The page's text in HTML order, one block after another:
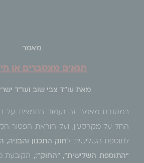
מאמר
תנאים מצטברים או
מאת עו"ד צבי שוב ועו"ד
במסגרת מאמר זה נעמוד בתמצית על
לתוספת השלישית לחוק התכנון והבניה,
"התוספת השלישית", "החוק")
, הקובעת